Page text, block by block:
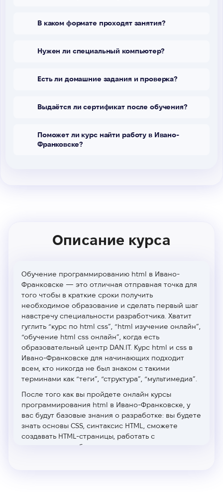
В каком формате проходят занятия?
Нужен ли специальный компьютер?
Есть ли домашние задания и проверка?
Выдаётся ли сертификат после обучения?
Поможет ли курс найти работу в Ивано-
Франковске?
Описание курса
Обучение программированию html в Ивано-
Франковске — это отличная отправная точка для
того чтобы в краткие сроки получить
необходимое образование и сделать первый шаг
навстречу специальности разработчика. Хватит
гуглить “курс по html css”, “html изучение онлайн”,
“обучение html css онлайн”, когда есть
образовательный центр DAN.IT. Курс html и css в
Ивано-Франковске для начинающих подходит
всем, кто никогда не был знаком с такими
терминами как “теги”, “структура”, “мультимедиа”.
После того как вы пройдете онлайн курсы
программирования html в Ивано-Франковске , у
вас будут базовые знания о разработке: вы будете
знать основы CSS, синтаксис HTML, сможете
создавать HTML-страницы, работать с
документами, таблицами, анимациями и их